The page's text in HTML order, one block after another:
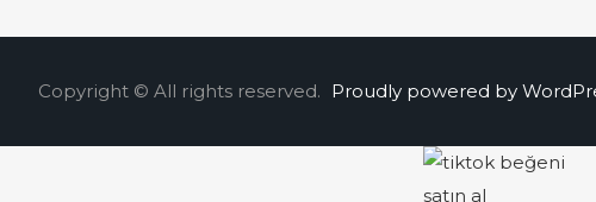
Copyright © All rights reserved. Proudly powered by